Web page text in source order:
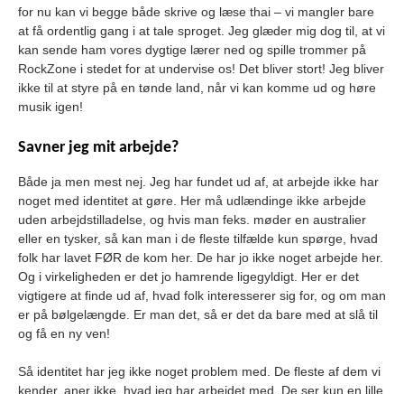
for nu kan vi begge både skrive og læse thai – vi mangler bare
at få ordentlig gang i at tale sproget. Jeg glæder mig dog til, at vi
kan sende ham vores dygtige lærer ned og spille trommer på
RockZone i stedet for at undervise os! Det bliver stort! Jeg bliver
ikke til at styre på en tønde land, når vi kan komme ud og høre
musik igen!
Savner jeg mit arbejde?
Både ja men mest nej. Jeg har fundet ud af, at arbejde ikke har
noget med identitet at gøre. Her må udlændinge ikke arbejde
uden arbejdstilladelse, og hvis man feks. møder en australier
eller en tysker, så kan man i de fleste tilfælde kun spørge, hvad
folk har lavet FØR de kom her. De har jo ikke noget arbejde her.
Og i virkeligheden er det jo hamrende ligegyldigt. Her er det
vigtigere at finde ud af, hvad folk interesserer sig for, og om man
er på bølgelængde. Er man det, så er det da bare med at slå til
og få en ny ven!
Så identitet har jeg ikke noget problem med. De fleste af dem vi
kender, aner ikke, hvad jeg har arbejdet med. De ser kun en lille